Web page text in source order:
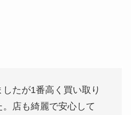
たが1番高く買い取り
。店も綺麗で安心して